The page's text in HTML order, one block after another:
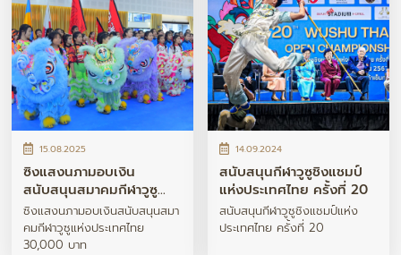
15.08.2025
ซิงแสงนภามอบเงิน
สนับสนุนสมาคมกีฬาวูซู
แห่งประเทศไทย 30,000
บาท
ซิงแสงนภามอบเงินสนับสนุนสมา
คมกีฬาวูซูแห่งประเทศไทย
30,000 บาท
14.09.2024
สนับสนุนกีฬาวูซูชิงแชมป์
แห่งประเทศไทย ครั้งที่ 20
สนับสนุนกีฬาวูซูชิงแชมป์แห่ง
ประเทศไทย ครั้งที่ 20